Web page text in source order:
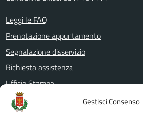
Gestisci Consenso
Leggi le FAQ
Prenotazione appuntamento
Segnalazione disservizio
Richiesta assistenza
Ufficio Stampa
Amministrazione Trasparente